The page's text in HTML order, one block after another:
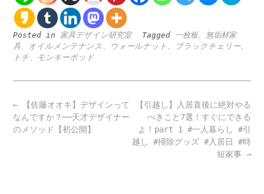
Posted in 家具デザイン研究室 Tagged
一枚板、無垢材家
具、オイルメンテナンス、ウォールナット、ブラックチェリー、
トチ、モンキーポッド
Post
navigation
【引越し】入居直後に絶対やる
べきこと7選！すぐにできる
よ！part 1 #一人暮らし #引
越し #掃除グッズ #入居日 #時
短家事 →
← 【佐藤オオキ】デザインって
なんですか？──天才デザイナー
のメソッド【初公開】